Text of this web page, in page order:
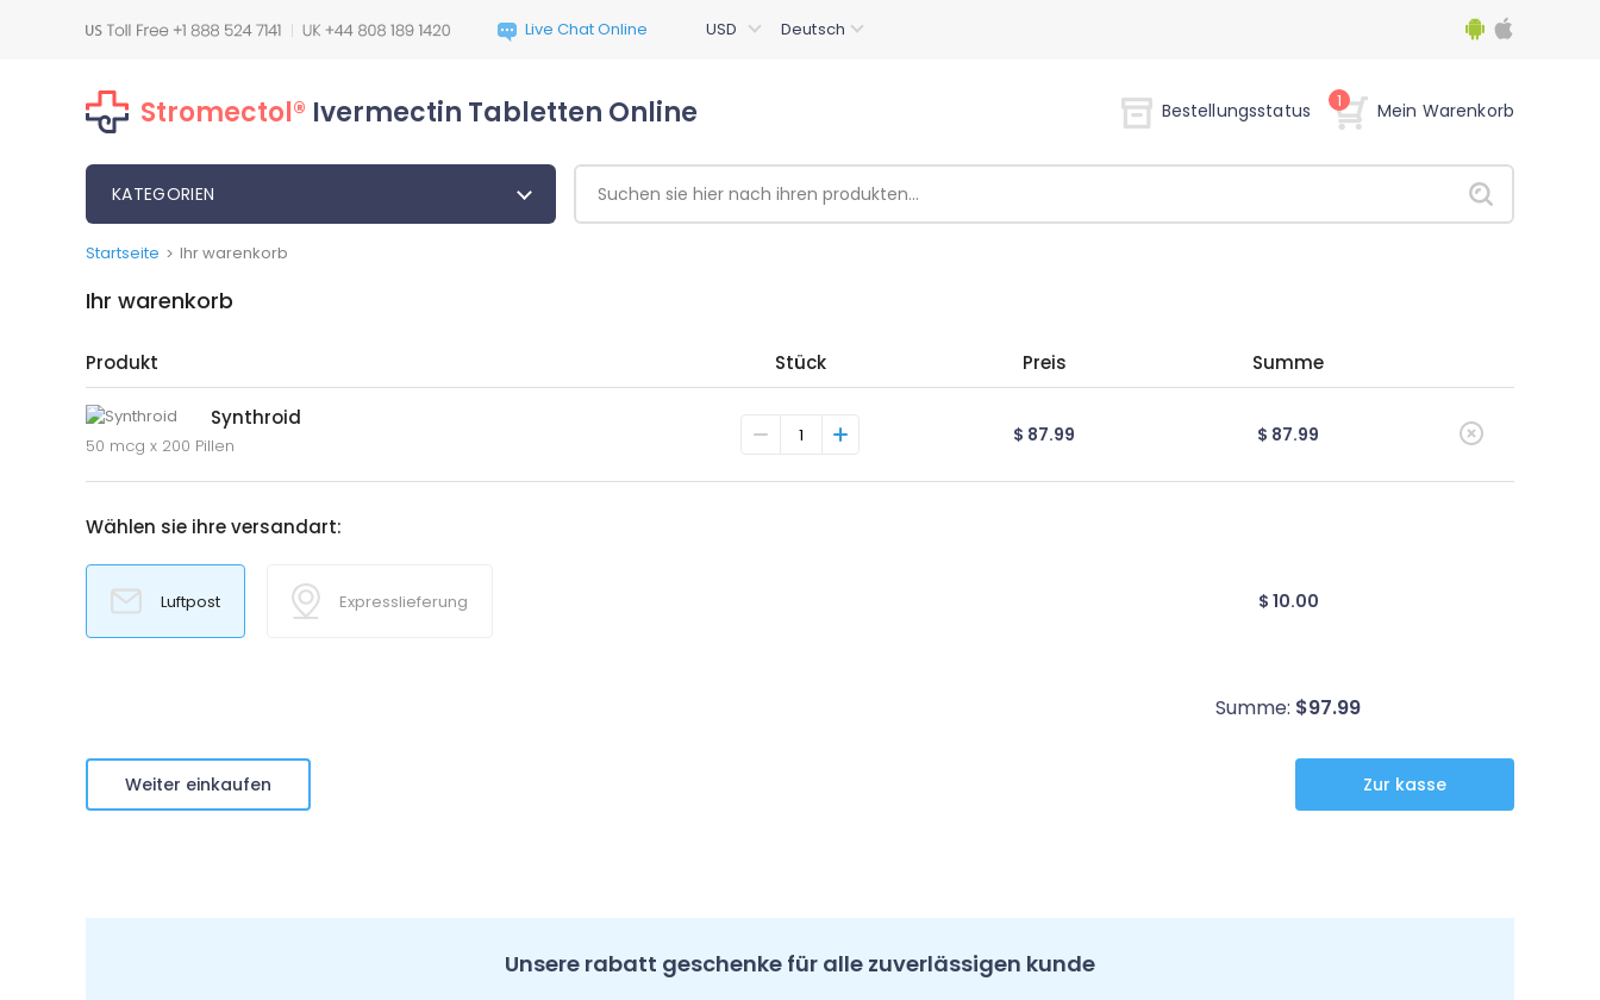
Stromectol® Ivermectin Tabletten Online Bestellungsstatus Mein Warenkorb
1
KATEGORIEN
Startseite > Ihr warenkorb
Ihr warenkorb
Produkt Stück Preis Summe
Synthroid
50 mcg x 200 Pillen $ 87.99 $ 87.99
Wählen sie ihre versandart:
Luftpost Expresslieferung $ 10.00
Summe: $97.99
Weiter einkaufen
Unsere rabatt geschenke für alle zuverlässigen kunde